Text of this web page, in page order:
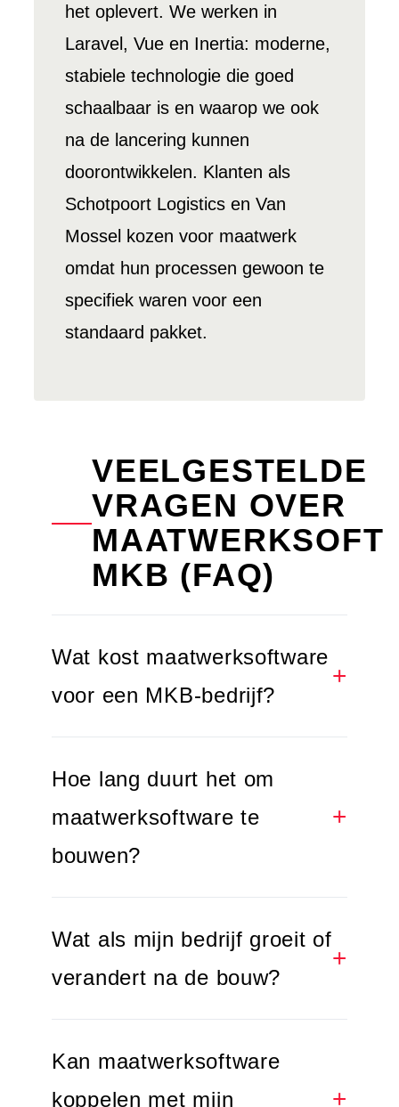
het oplevert. We werken in
Laravel, Vue en Inertia: moderne,
stabiele technologie die goed
schaalbaar is en waarop we ook
na de lancering kunnen
doorontwikkelen. Klanten als
Schotpoort Logistics en Van
Mossel kozen voor maatwerk
omdat hun processen gewoon te
specifiek waren voor een
standaard pakket.
VEELGESTELDE
VRAGEN OVER
MKB (FAQ)
Wat kost maatwerksoftware
voor een MKB-bedrijf?
Hoe lang duurt het om
maatwerksoftware te
bouwen?
Wat als mijn bedrijf groeit of
verandert na de bouw?
Kan maatwerksoftware
koppelen met mijn